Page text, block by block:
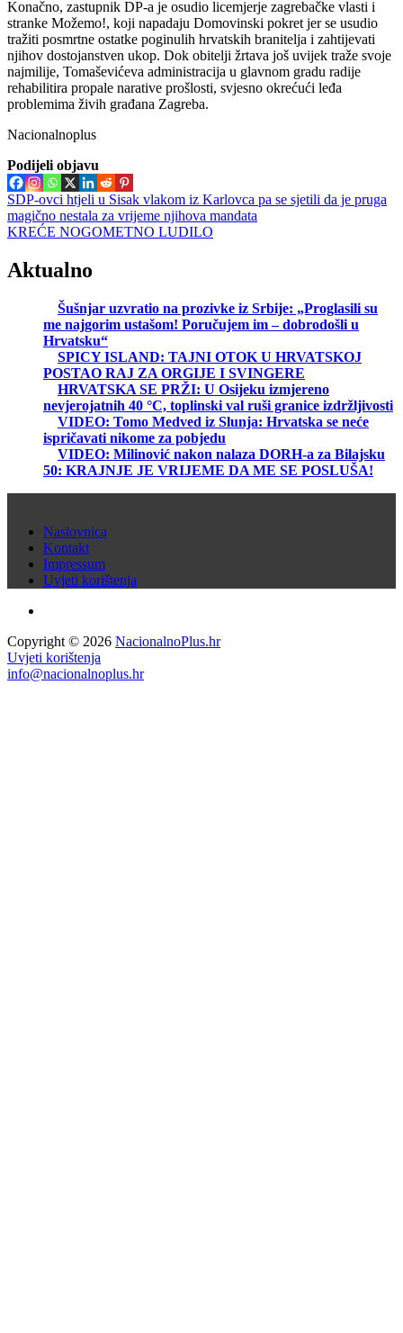
Konačno, zastupnik DP-a je osudio licemjerje zagrebačke vlasti i
stranke Možemo!, koji napadaju Domovinski pokret jer se usudio
tražiti posmrtne ostatke poginulih hrvatskih branitelja i zahtijevati
njihov dostojanstven ukop. Dok obitelji žrtava još uvijek traže svoje
najmilije, Tomaševićeva administracija u glavnom gradu radije
rehabilitira propale narative prošlosti, svjesno okrećući leđa
problemima živih građana Zagreba.
Nacionalnoplus
Podijeli objavu
Navigacija
objava
SDP-ovci htjeli u Sisak vlakom iz Karlovca pa se sjetili da je pruga
magično nestala za vrijeme njihova mandata
KREĆE NOGOMETNO LUDILO
Aktualno
Šušnjar uzvratio na prozivke iz Srbije: „Proglasili su
me najgorim ustašom! Poručujem im – dobrodošli u
Hrvatsku“
SPICY ISLAND: TAJNI OTOK U HRVATSKOJ
POSTAO RAJ ZA ORGIJE I SVINGERE
HRVATSKA SE PRŽI: U Osijeku izmjereno
nevjerojatnih 40 °C, toplinski val ruši granice izdržljivosti
VIDEO: Tomo Medved iz Slunja: Hrvatska se neće
ispričavati nikome za pobjedu
VIDEO: Milinović nakon nalaza DORH-a za Bilajsku
50: KRAJNJE JE VRIJEME DA ME SE POSLUŠA!
Naslovnica
Kontakt
Impressum
Uvjeti korištenja
Copyright © 2026 NacionalnoPlus.hr
Uvjeti korištenja
info@nacionalnoplus.hr